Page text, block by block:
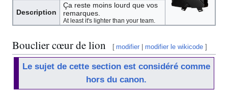
Description
Ça reste moins lourd que vos
remarques.
At least it's lighter than your team.
Bouclier cœur de lion [ modifier |modifier le wikicode ]
Le sujet de cette section est considéré comme
hors du canon.